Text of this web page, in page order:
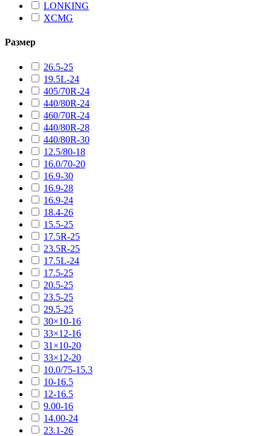
LONKING
XCMG
Размер
26.5-25
19.5L-24
405/70R-24
440/80R-24
460/70R-24
440/80R-28
440/80R-30
12.5/80-18
16.0/70-20
16.9-30
16.9-28
16.9-24
18.4-26
15.5-25
17.5R-25
23.5R-25
17.5L-24
17.5-25
20.5-25
23.5-25
29.5-25
30×10-16
33×12-16
31×10-20
33×12-20
10.0/75-15.3
10-16.5
12-16.5
9.00-16
14.00-24
23.1-26